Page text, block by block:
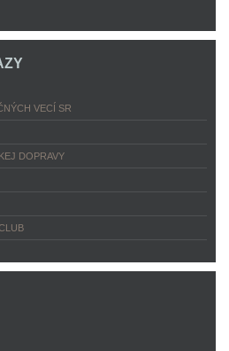
VECÍ SR
DOPRAVY